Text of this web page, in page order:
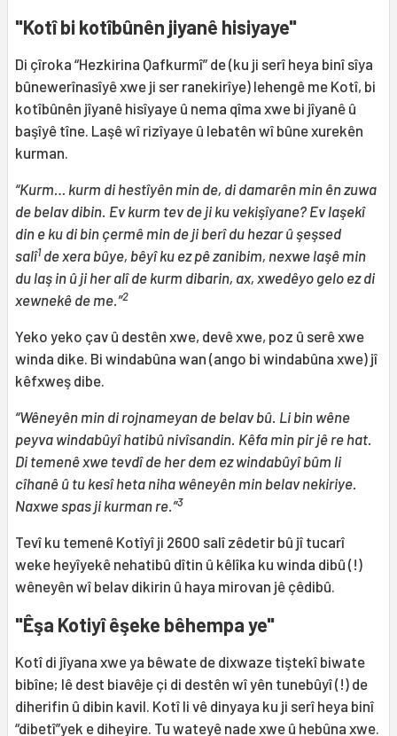
"Kotî bi kotîbûnên jiyanê hisiyaye"
Di çîroka “Hezkirina Qafkurmî” de (ku ji serî heya binî sîya
bûnewerînasîyê xwe ji ser ranekirîye) lehengê me Kotî, bi
kotîbûnên jîyanê hisîyaye û nema qîma xwe bi jîyanê û
başîyê tîne. Laşê wî rizîyaye û lebatên wî bûne xurekên
kurman.
“Kurm… kurm di hestîyên min de, di damarên min ên zuwa
de belav dibin. Ev kurm tev de ji ku vekişîyane? Ev laşekî
din e ku di bin çermê min de ji berî du hezar û şeşsed
salî1 de xera bûye, bêyî ku ez pê zanibim, nexwe laşê min
du laş in û ji her alî de kurm dibarin, ax, xwedêyo gelo ez di
xewnekê de me.”2
Yeko yeko çav û destên xwe, devê xwe, poz û serê xwe
winda dike. Bi windabûna wan (ango bi windabûna xwe) jî
kêfxweş dibe.
“Wêneyên min di rojnameyan de belav bû. Li bin wêne
peyva windabûyî hatibû nivîsandin. Kêfa min pir jê re hat.
Di temenê xwe tevdî de her dem ez windabûyî bûm li
cîhanê û tu kesî heta niha wêneyên min belav nekiriye.
Naxwe spas ji kurman re.”3
Tevî ku temenê Kotîyî ji 2600 salî zêdetir bû jî tucarî
weke heyîyekê nehatibû dîtin û kêlîka ku winda dibû (!)
wêneyên wî belav dikirin û haya mirovan jê çêdibû.
"Êşa Kotiyî êşeke bêhempa ye"
Kotî di jîyana xwe ya bêwate de dixwaze tiştekî biwate
bibîne; lê dest biavêje çi di destên wî yên tunebûyî (!) de
diherifin û dibin kavil. Kotî li vê dinyaya ku ji serî heya binî
“dibetî”yek e diheyire. Tu wateyê nade xwe û hebûna xwe.